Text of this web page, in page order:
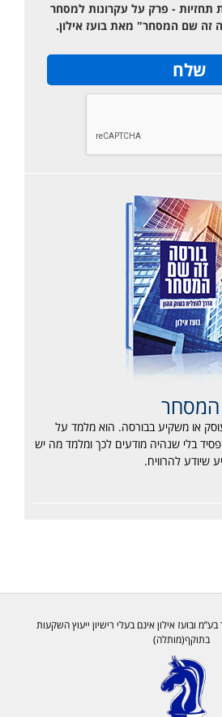
- פרק על עקרונות למסחר
זה שם המסחר" מאת בועז אילון.
המסחר
או משקיע בבורסה. הוא מלמד על
בלי שנהיה מודעים לכך ומלמד מה יש
שיודע להרוויח.
בע”מ ובועז אילון אינם בעלי רישיון ייעוץ השקעות
בתוקף(מותלה)